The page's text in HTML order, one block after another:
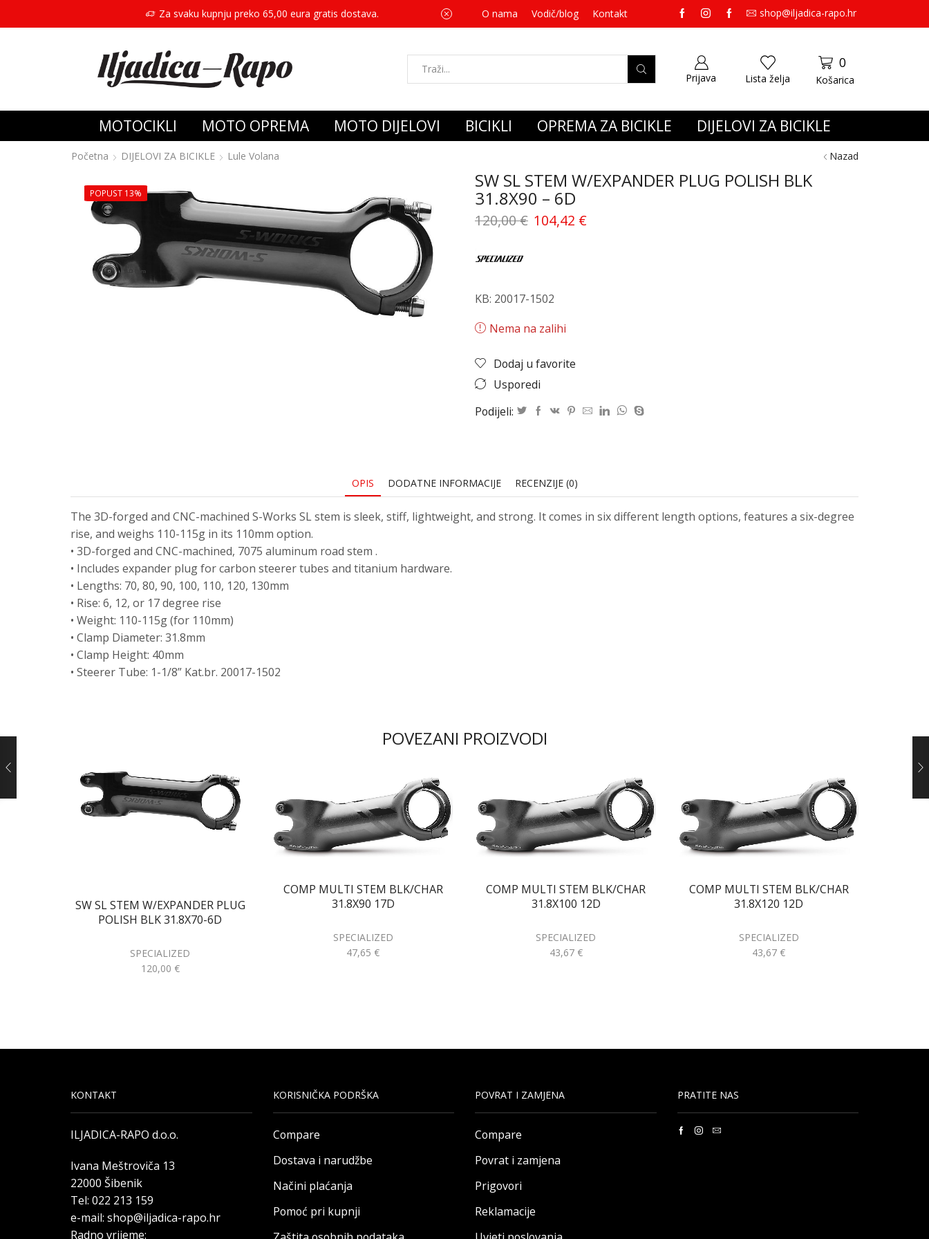
Za svaku kupnju preko 65,00 eura gratis dostava. Za svaku kupnju preko 65,00 eura gratis dostava.
O nama Vodič/blog Kontakt shop@iljadica-rapo.hr
Prijava Lista želja
0
Košarica
MOTOCIKLI MOTO OPREMA MOTO DIJELOVI BICIKLI OPREMA ZA BICIKLE DIJELOVI ZA BICIKLE
Početna DIJELOVI ZA BICIKLE Lule Volana Nazad
POPUST 13%
SW SL STEM W/EXPANDER PLUG POLISH BLK
31.8X90 – 6D
120,00€ 104,42 €
KB: 20017-1502
Nema na zalihi
Dodaj u favorite
Usporedi
Podijeli:
OPIS DODATNE INFORMACIJE RECENZIJE (0)
The 3D-forged and CNC-machined S-Works SL stem is sleek, stiff, lightweight, and strong. It comes in six different length options, features a six-degree
rise, and weighs 110-115g in its 110mm option.
• 3D-forged and CNC-machined, 7075 aluminum road stem .
• Includes expander plug for carbon steerer tubes and titanium hardware.
• Lengths: 70, 80, 90, 100, 110, 120, 130mm
• Rise: 6, 12, or 17 degree rise
• Weight: 110-115g (for 110mm)
• Clamp Diameter: 31.8mm
• Clamp Height: 40mm
• Steerer Tube: 1-1/8” Kat.br. 20017-1502
POVEZANI PROIZVODI
SW SL STEM W/EXPANDER PLUG
POLISH BLK 31.8X70-6D
SPECIALIZED
120,00 €
COMP MULTI STEM BLK/CHAR
31.8X90 17D
SPECIALIZED
47,65€
COMP MULTI STEM BLK/CHAR
31.8X100 12D
SPECIALIZED
43,67 €
COMP MULTI STEM BLK/CHAR
31.8X120 12D
SPECIALIZED
43,67€
KONTAKT
ILJADICA-RAPO d.o.o.
Ivana Meštroviča 13
22000 Šibenik
Tel: 022 213 159
e-mail: shop@iljadica-rapo.hr
Radno vrijeme:
KORISNIČKA PODRŠKA
Compare
Dostava i narudžbe
Načini plaćanja
Pomoć pri kupnji
POVRAT I ZAMJENA
Compare
Povrat i zamjena
Prigovori
Reklamacije
PRATITE NAS